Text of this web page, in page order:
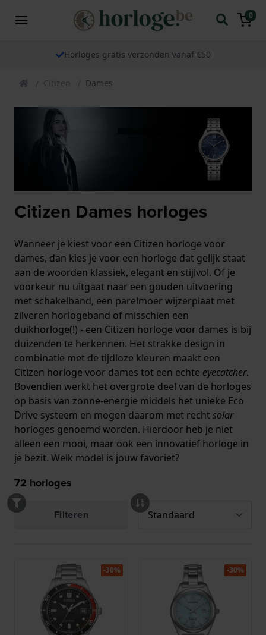
0
Horloges gratis verzonden vanaf €50
Citizen Dames
Citizen Dames horloges
Wanneer je kiest voor een Citizen horloge voor
dames, dan kies je voor een horloge dat gelijk staat
aan de woorden klassiek, elegant en stijlvol. Of je
voorkeur nu uitgaat naar een gouden uitvoering
met schakelband, een parelmoer wijzerplaat met
zilveren horlogeband of misschien een
duikhorloge(!) - een Citizen horloge voor dames is bij
duizenden te herkennen. Het strakke design in
combinatie met de tijdloze kleuren maakt een
Citizen horloge voor dames tot een echte eyecatcher.
Bovendien werkt het overgrote deel van de horloges
op basis van zonne-energie middels het unieke Eco
Drive systeem en mogen daarom met recht solar
horloges genoemd worden. Hierdoor heb je niet
alleen een mooi, maar ook een innovatief horloge in
je bezit. Welk model is jouw favoriet?
72 horloges
Filteren
-30% -30%